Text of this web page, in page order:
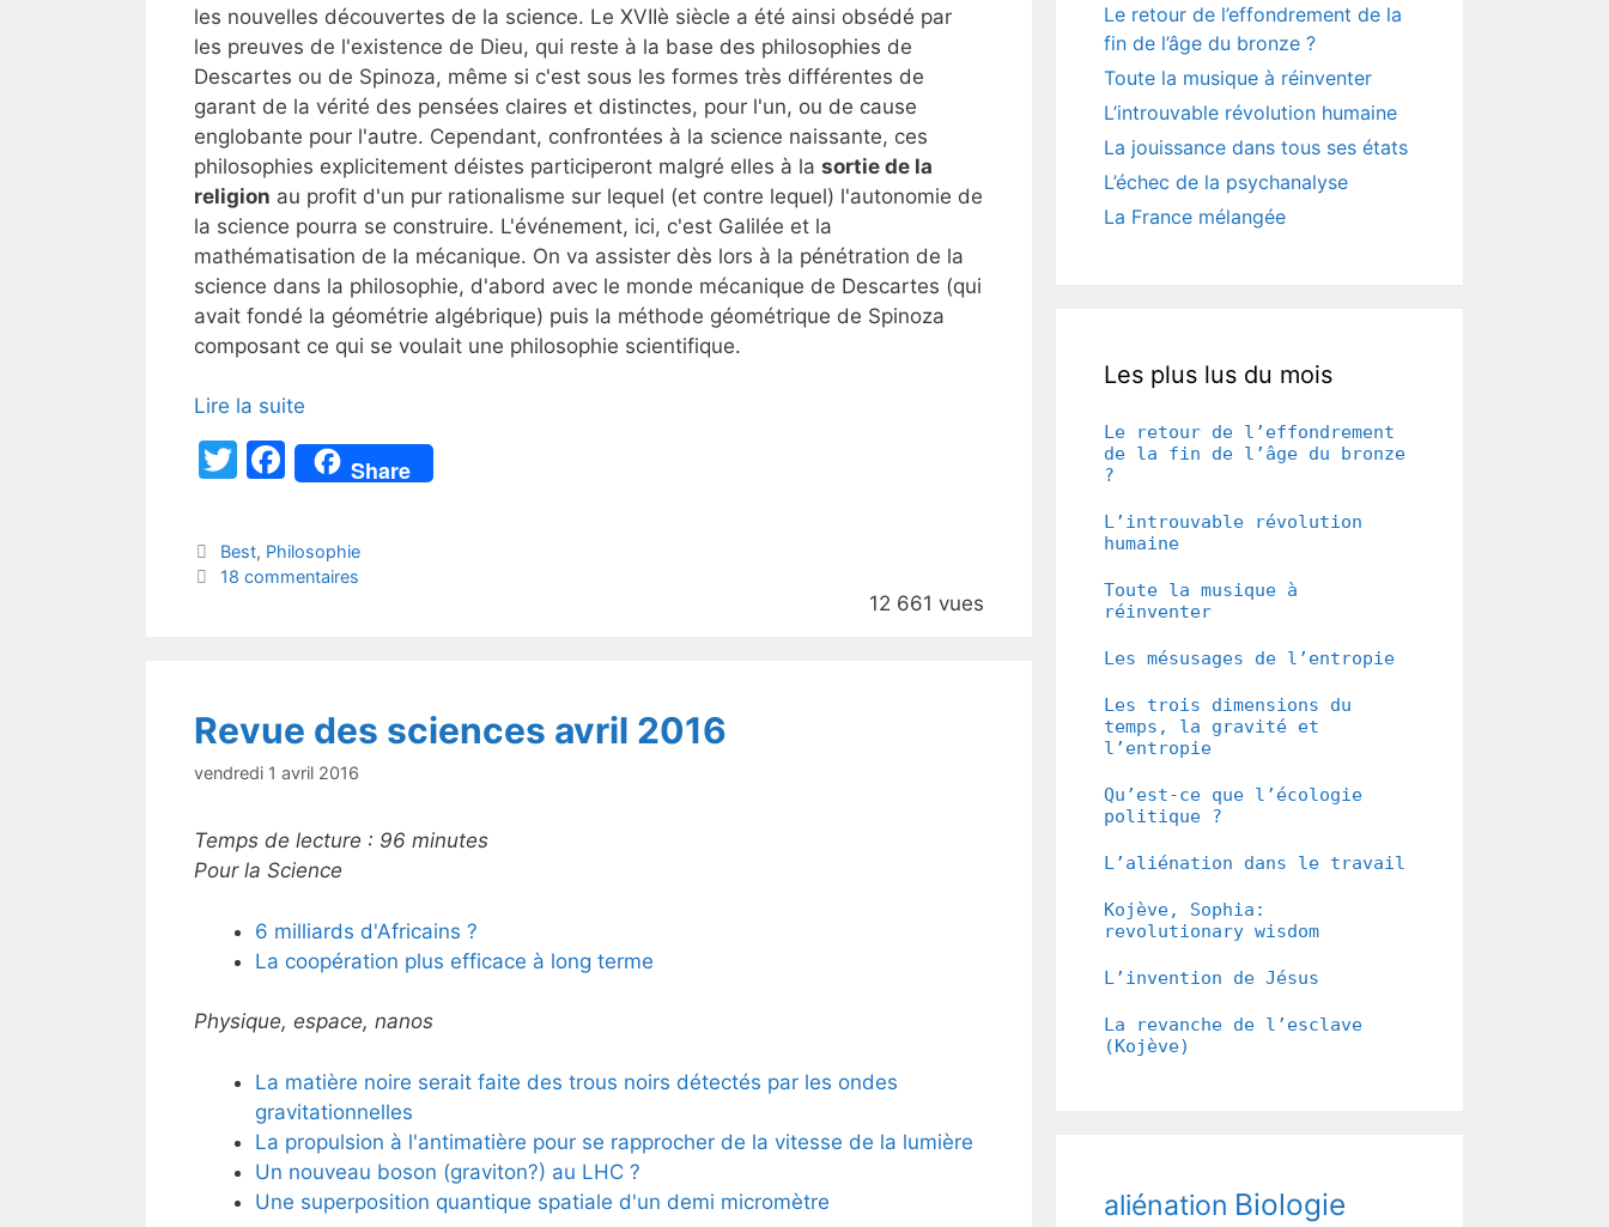
les nouvelles découvertes de la science. Le XVIIè siècle a été ainsi obsédé par
les preuves de l'existence de Dieu, qui reste à la base des philosophies de
Descartes ou de Spinoza, même si c'est sous les formes très différentes de
garant de la vérité des pensées claires et distinctes, pour l'un, ou de cause
englobante pour l'autre. Cependant, confrontées à la science naissante, ces
philosophies explicitement déistes participeront malgré elles à la sortie de la
religion au profit d'un pur rationalisme sur lequel (et contre lequel) l'autonomie de
la science pourra se construire. L'événement, ici, c'est Galilée et la
mathématisation de la mécanique. On va assister dès lors à la pénétration de la
science dans la philosophie, d'abord avec le monde mécanique de Descartes (qui
avait fondé la géométrie algébrique) puis la méthode géométrique de Spinoza
composant ce qui se voulait une philosophie scientifique.
Lire la suite
T
itt
er
F
a
c
e
k
Share
Catégories
Best, Philosophie
18 commentaires
12 661 vues
Revue des sciences avril 2016
vendredi 1 avril 2016
Temps de lecture : 96 minutes
Pour la Science
6 milliards d'Africains ?
La coopération plus efficace à long terme
Physique, espace, nanos
La matière noire serait faite des trous noirs détectés par les ondes
gravitationnelles
La propulsion à l'antimatière pour se rapprocher de la vitesse de la lumière
Un nouveau boson (graviton?) au LHC ?
Une superposition quantique spatiale d'un demi micromètre
Le retour de l’effondrement de la
fin de l’âge du bronze ?
Toute la musique à réinventer
L’introuvable révolution humaine
La jouissance dans tous ses états
L’échec de la psychanalyse
La France mélangée
Les plus lus du mois
Le retour de l’effondrement
de la fin de l’âge du bronze
?
L’introuvable révolution
humaine
Toute la musique à
réinventer
Les mésusages de l’entropie
Les trois dimensions du
temps, la gravité et
l’entropie
Qu’est-ce que l’écologie
politique ?
L’aliénation dans le travail
Kojève, Sophia:
revolutionary wisdom
L’invention de Jésus
La revanche de l’esclave
(Kojève)
aliénation Biologie